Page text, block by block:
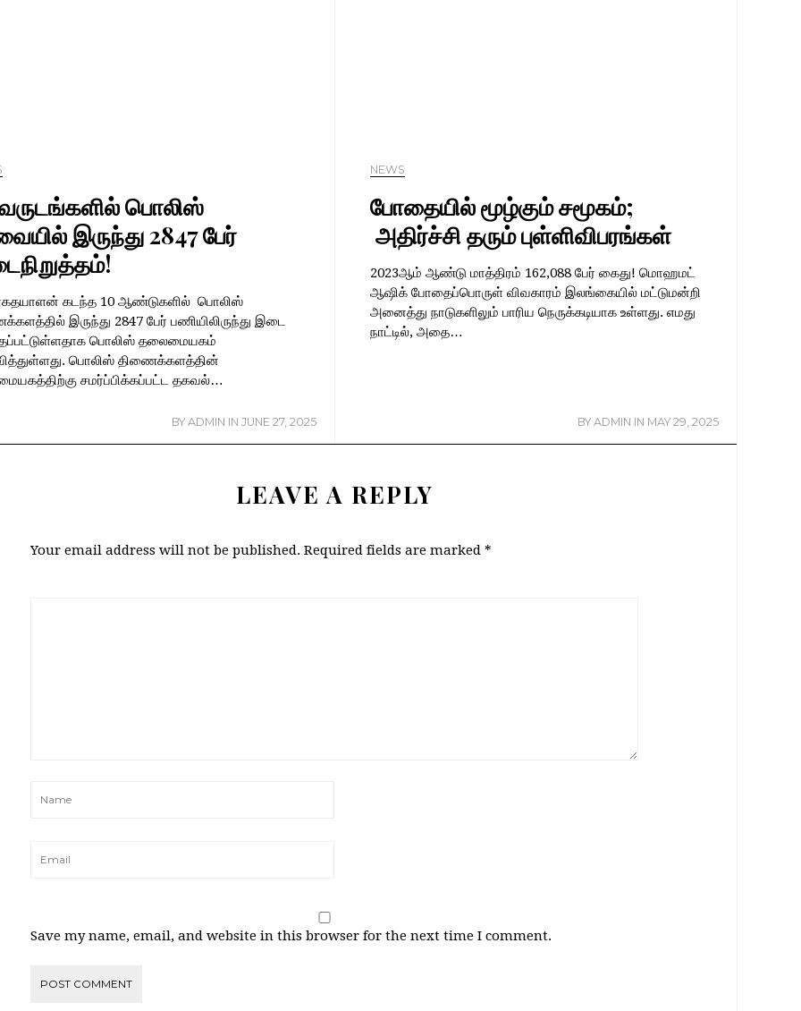
பொலிஸ்
இருந்து 2847 பேர்
கடந்த 10 ஆண்டுகளில் பொலிஸ்
இருந்து 2847 பேர் பணியிலிருந்து இடை
பொலிஸ் தலைமையகம்
பொலிஸ் திணைக்களத்தின்
சமர்ப்பிக்கப்பட்ட தகவல்…
BY ADMIN IN JUNE 27, 2025
NEWS
போதையில் மூழ்கும் சமூகம்;
அதிர்ச்சி தரும் புள்ளிவிபரங்கள்
2023ஆம் ஆண்டு மாத்திரம் 162,088 பேர் கைது! மொஹமட்
ஆஷிக் போதைப்பொருள் விவகாரம் இலங்கையில் மட்டுமன்றி
அனைத்து நாடுகளிலும் பாரிய நெருக்கடியாக உள்ளது. எமது
நாட்டில், அதை…
BY ADMIN IN MAY 29, 2025
LEAVE A REPLY
Your email address will not be published. Required fields are marked *
Save my name, email, and website in this browser for the next time I comment.